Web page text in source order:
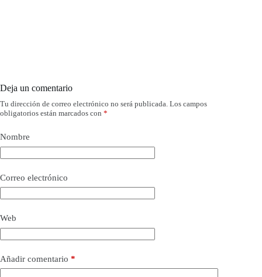
Deja un comentario
Tu dirección de correo electrónico no será publicada. Los campos
obligatorios están marcados con *
Nombre
Correo electrónico
Web
Añadir comentario *